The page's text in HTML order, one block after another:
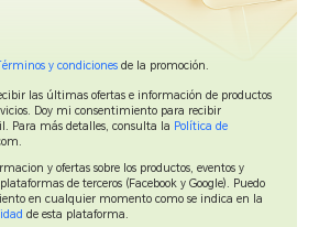
y condiciones de la promoción.
las últimas ofertas e información de productos
Doy mi consentimiento para recibir
Para más detalles, consulta la Política de
y ofertas sobre los productos, eventos y
de terceros (Facebook y Google). Puedo
en cualquier momento como se indica en la
de esta plataforma.